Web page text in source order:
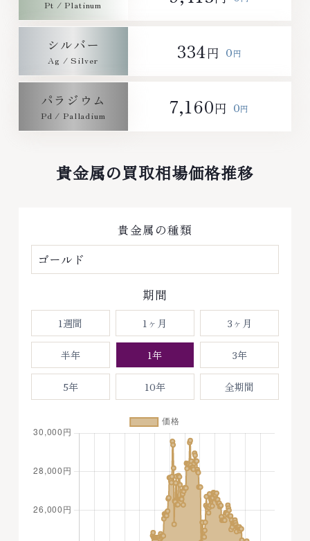
シルバー 334円 0円
パラジウム 7,160円 0円
貴金属の買取相場価格推移
貴金属の種類
期間
1週間 1ヶ月 3ヶ月
半年 1年 3年
5年 10年 全期間